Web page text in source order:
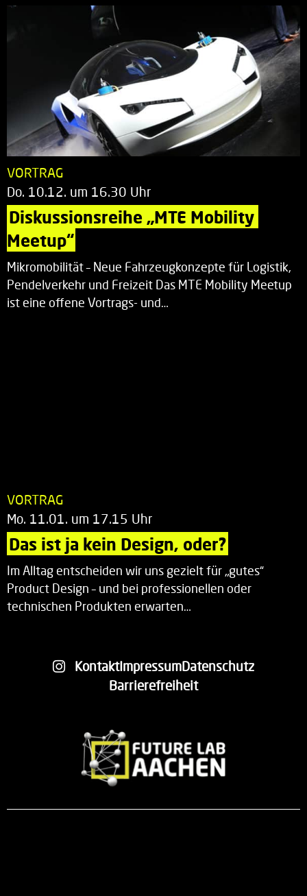
VORTRAG
Do. 10.12. um 16.30 Uhr
Diskussionsreihe „MTE Mobility
Meetup“
Mikromobilität – Neue Fahrzeugkonzepte für Logistik,
Pendelverkehr und Freizeit Das MTE Mobility Meetup
ist eine offene Vortrags- und…
VORTRAG
Mo. 11.01. um 17.15 Uhr
Das ist ja kein Design, oder?
Im Alltag entscheiden wir uns gezielt für „gutes“
Product Design – und bei professionellen oder
technischen Produkten erwarten…
KontaktImpressumDatenschutz
Barrierefreiheit